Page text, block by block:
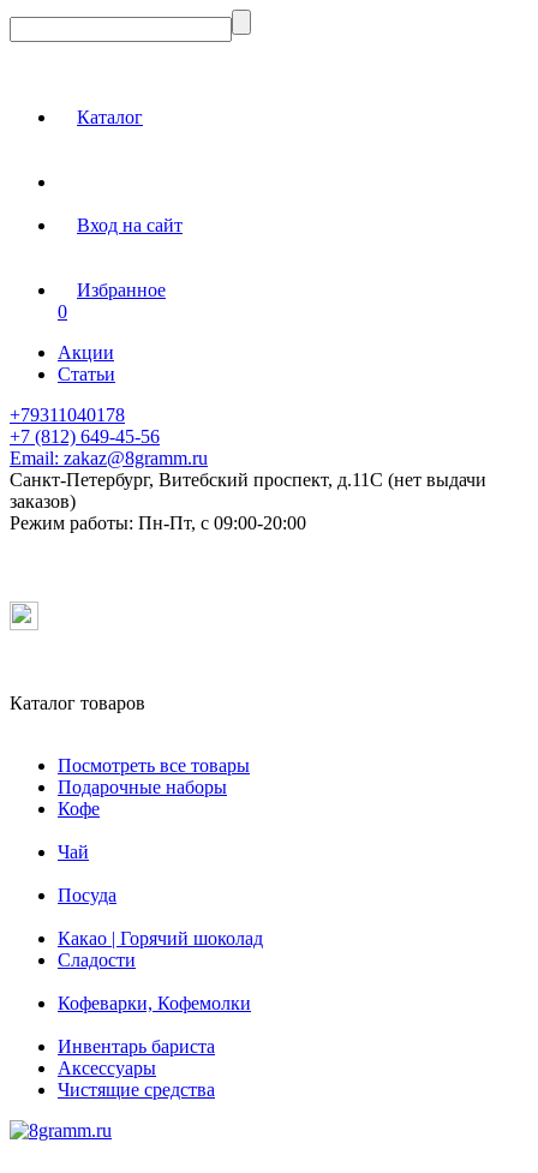
Каталог
Вход на сайт
Избранное
0
Акции
Статьи
+79311040178
+7 (812) 649-45-56
Email: zakaz@8gramm.ru
Санкт-Петербург, Витебский проспект, д.11С (нет выдачи
заказов)
Режим работы: Пн-Пт, с 09:00-20:00
Каталог товаров
Посмотреть все товары
Подарочные наборы
Кофе
Чай
Посуда
Какао | Горячий шоколад
Сладости
Кофеварки, Кофемолки
Инвентарь бариста
Аксессуары
Чистящие средства